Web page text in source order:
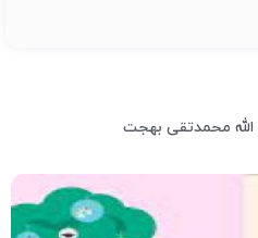
محمدتقی بهجت